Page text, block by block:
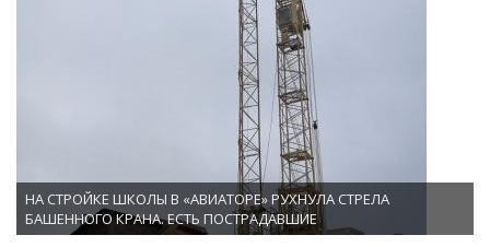
НА СТРОЙКЕ ШКОЛЫ В «АВИАТОРЕ» РУХНУЛА СТРЕЛА
БАШЕННОГО КРАНА. ЕСТЬ ПОСТРАДАВШИЕ